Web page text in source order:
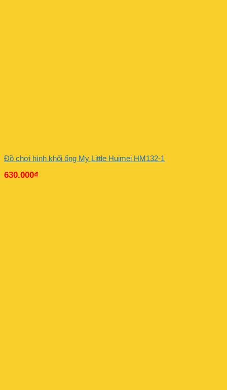
Đồ chơi hình khối ống My Little Huimei HM132-1
630.000₫